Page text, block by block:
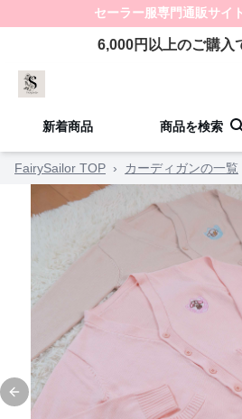
セーラー服専門通販サイト
6,000円以上のご購入
新着商品 商品を検索
FairySailor TOP › カーディガンの一覧
Previous slide